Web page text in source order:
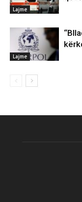
Lajme
Lajme